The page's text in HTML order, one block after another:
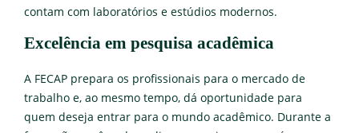
contam com laboratórios e estúdios modernos.
Excelência em pesquisa acadêmica
A FECAP prepara os profissionais para o mercado de
trabalho e, ao mesmo tempo, dá oportunidade para
quem deseja entrar para o mundo acadêmico. Durante a